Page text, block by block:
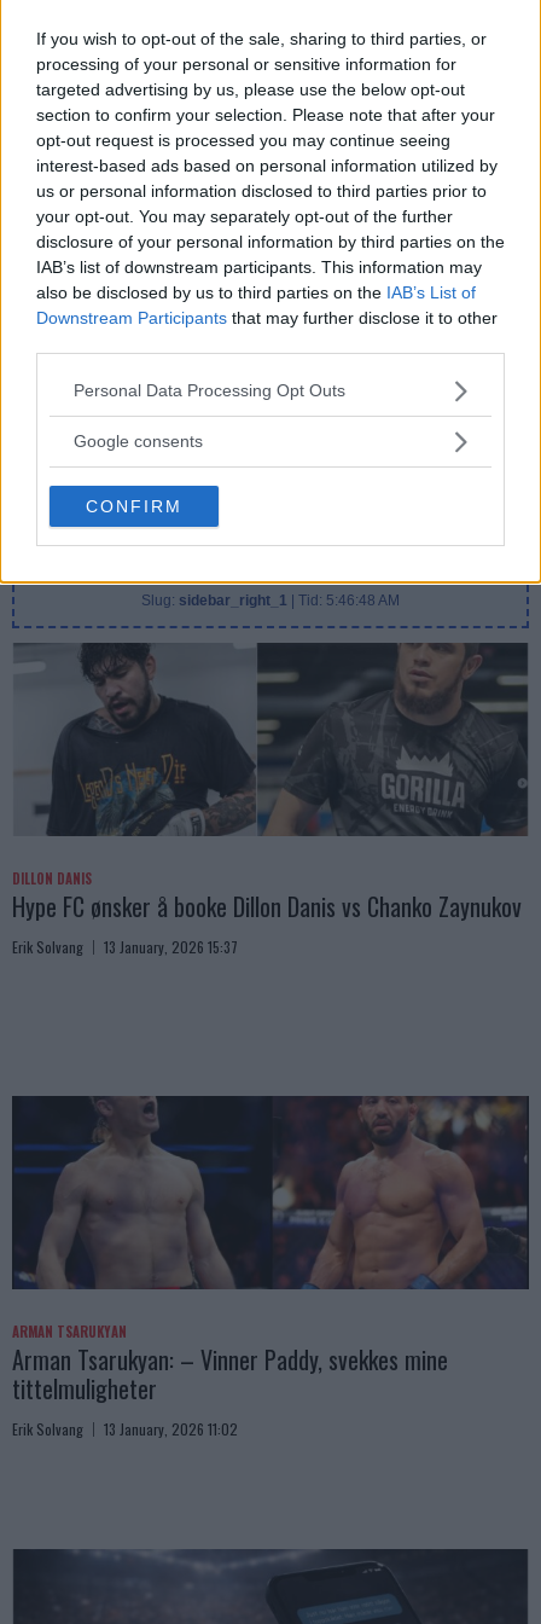
If you wish to opt-out of the sale, sharing to third parties, or
processing of your personal or sensitive information for
targeted advertising by us, please use the below opt-out
section to confirm your selection. Please note that after your
opt-out request is processed you may continue seeing
interest-based ads based on personal information utilized by
us or personal information disclosed to third parties prior to
your opt-out. You may separately opt-out of the further
disclosure of your personal information by third parties on the
IAB’s list of downstream participants. This information may
also be disclosed by us to third parties on the IAB’s List of
Downstream Participants that may further disclose it to other
Please note that this website/app uses one or more Google
not limited to your visit or usage behaviour. You may click to
use your data for below specified purposes in below Google
consent section.
Personal Data Processing Opt Outs
Google consents
CONFIRM
UFC
LEKKEDE UFC?MELDINGER AVSLØRER
SPILLET BAK KULISSENE
12 January, 2026 18:40
ALEX PEREIRA
KHAMZAT CHIMAEV UTFORDRER ALEX
PEREIRA
12 January, 2026 13:23
ISLAM MAKHACHEV
ISLAM MAKHACHEV JAKTER
12 May, 2025 11:19
Slug: sidebar_right_1 | Tid: 5:46:48 AM
DILLON DANIS
Hype FC ønsker å booke Dillon Danis vs Chanko Zaynukov
Erik Solvang 13 January, 2026 15:37
ARMAN TSARUKYAN
Arman Tsarukyan: – Vinner Paddy, svekkes mine
tittelmuligheter
Erik Solvang 13 January, 2026 11:02